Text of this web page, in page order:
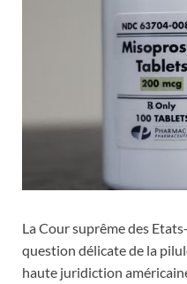
La Cour suprême des
question délicate de la
haute juridiction